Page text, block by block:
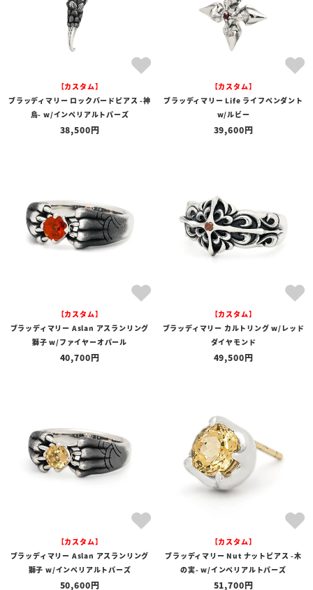
【カスタム】
ブラッディマリー ロックバードピアス -神
烏- w/インペリアルトパーズ
38,500
【カスタム】
ブラッディマリー Life ライフペンダント
w/ルビー
39,600
【カスタム】
ブラッディマリー Aslan アスランリング
獅子 w/ファイヤーオパール
40,700
【カスタム】
ブラッディマリー カルトリング w/レッド
ダイヤモンド
49,500
【カスタム】
ブラッディマリー Aslan アスランリング
獅子 w/インペリアルトパーズ
50,600
【カスタム】
ブラッディマリー Nut ナットピアス -木
の実- w/インペリアルトパーズ
51,700